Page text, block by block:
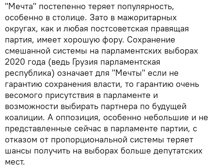
"Мечта" постепенно теряет популярность,
особенно в столице. Зато в мажоритарных
округах, как и любая постсоветская правящая
партия, имеет хорошую фору. Сохранение
смешанной системы на парламентских выборах
2020 года (ведь Грузия парламентская
республика) означает для "Мечты" если не
гарантию сохранения власти, то гарантию очень
весомого присутствия в парламенте и
возможности выбирать партнера по будущей
коалиции. А оппозиция, особенно небольшие и не
представленные сейчас в парламенте партии, с
отказом от пропорциональной системы теряет
шансы получить на выборах больше депутатских
мест.